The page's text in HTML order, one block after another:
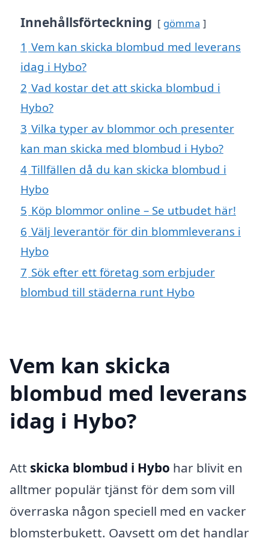
Innehållsförteckning gömma
1 Vem kan skicka blombud med leverans
idag i Hybo?
2 Vad kostar det att skicka blombud i
Hybo?
3 Vilka typer av blommor och presenter
kan man skicka med blombud i Hybo?
4 Tillfällen då du kan skicka blombud i
Hybo
5 Köp blommor online – Se utbudet här!
6 Välj leverantör för din blommleverans i
Hybo
7 Sök efter ett företag som erbjuder
blombud till städerna runt Hybo
Vem kan skicka
blombud med leverans
idag i Hybo?
Att skicka blombud i Hybo har blivit en
alltmer populär tjänst för dem som vill
överraska någon speciell med en vacker
blomsterbukett. Oavsett om det handlar